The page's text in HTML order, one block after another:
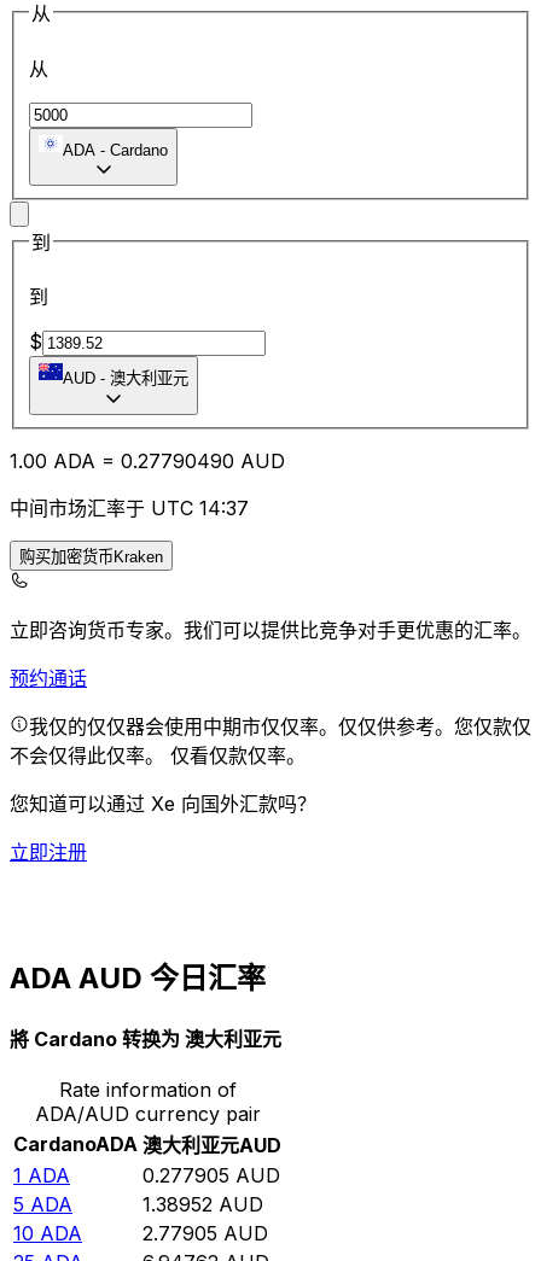
从
从
ADA - Cardano
到
到
$
AUD - 澳大利亚元
1.00 ADA = 0.27790490 AUD
中间市场汇率于 UTC 14:37
购买加密货币Kraken
立即咨询货币专家。 我们可以提供比竞争对手更优惠的汇率。
预约通话
我仅的仅仅器会使用中期市仅仅率。仅仅供参考。您仅款仅
不会仅得此仅率。 仅看仅款仅率。
您知道可以通过 Xe 向国外汇款吗？
立即注册
ADA AUD 今日汇率
將 Cardano 转换为 澳大利亚元
Rate information of
ADA/AUD currency pair
CardanoADA 澳大利亚元AUD
1 ADA 0.277905 AUD
5 ADA 1.38952 AUD
10 ADA 2.77905 AUD